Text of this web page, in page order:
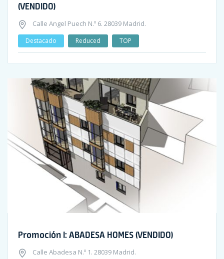
(VENDIDO)
Calle Angel Puech N.º 6. 28039 Madrid.
Destacado Reduced TOP
Promoción I: ABADESA HOMES (VENDIDO)
Calle Abadesa N.º 1. 28039 Madrid.